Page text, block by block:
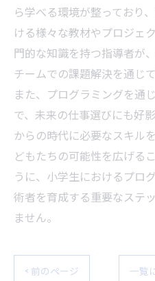
ら学べる環境が整っており
ける様々な教材やプロジェ
門的な知識を持つ指導者が
チームでの課題解決を通じ
また、プログラミングを通
で、未来の仕事選びにも好
からの時代に必要なスキル
どもたちの可能性を広げる
うに、小学生におけるプロ
術者を育成する重要なステ
ません。
< 前のページ 一覧